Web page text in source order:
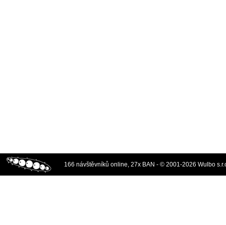
166 návštěvníků online, 27x BAN - © 2001-2026 Wulbo